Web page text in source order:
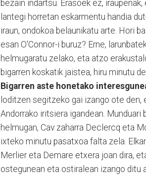
bezain indartsu. Erasoek ez,
lantegi horretan eskarmentu handia
iraun, ondokoa belaunikatu arte. Hori
esan O'Connor-i buruz? Erne,
helmugaratu zelako, eta atzo
bigarren koskatik jaistea, hiru minutu
Bigarren aste honetako
loditzen segitzeko gai izango ote
Andorrako iritsiera igandean.
helmugan, Cav zaharra Declercq eta
ixteko minutu pasatxoa falta zela.
Merlier eta Demare etxera joan dira,
ostegunean eta ostiralean izango ditu